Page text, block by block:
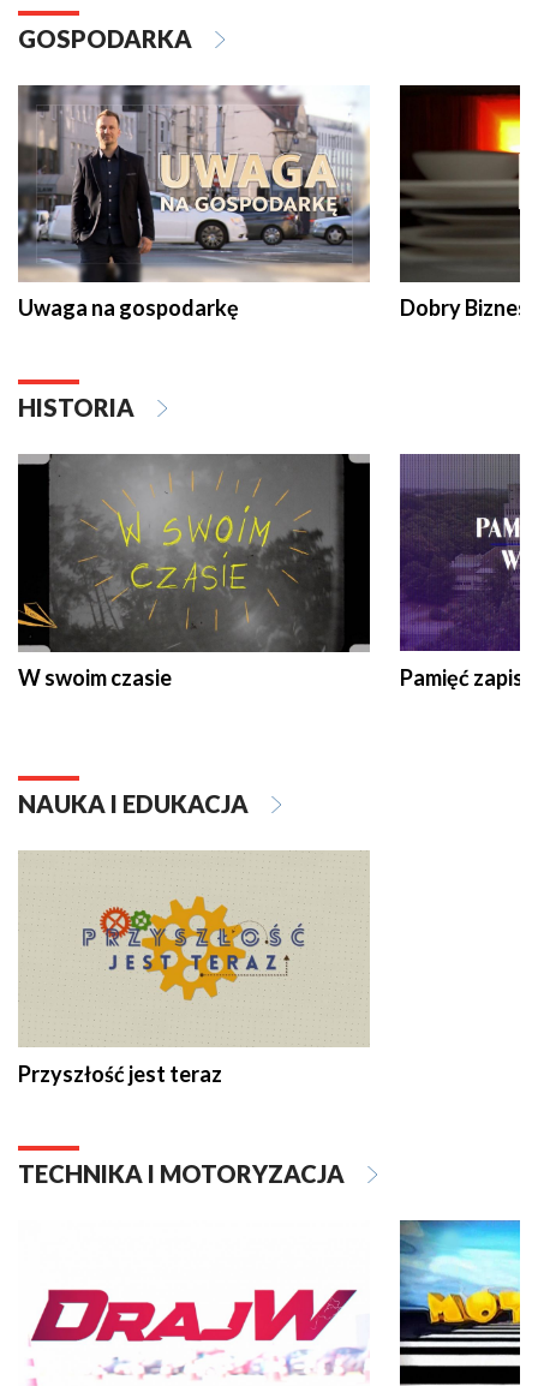
GOSPODARKA
Uwaga na gospodarkę Dobry Biznes
HISTORIA
W swoim czasie Pamięć
NAUKA I EDUKACJA
Przyszłość jest teraz
TECHNIKA I MOTORYZACJA